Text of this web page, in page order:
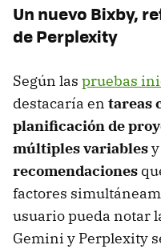
Un nuevo Bixby,
de Perplexity
Según las pruebas
destacaría en tareas
planificación de
múltiples variables
recomendaciones
factores
usuario pueda notar
Gemini y Perplexity